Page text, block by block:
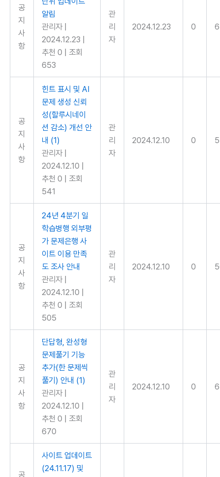
공
지
사
항
알림
관리자
2024.12.23
추천 0
조회
653
관
리
자
2024.12.23 0
공
지
사
항
힌트 표시 및 AI
문제 생성 신뢰
성(할루시네이
션 감소) 개선 안
내 (1)
관리자
2024.12.10
추천 0
조회
541
관
리
자
2024.12.10 0
공
지
사
항
24년 4분기 일
학습병행 외부평
가 문제은행 사
이트 이용 만족
도 조사 안내
관리자
2024.12.10
추천 0
조회
505
관
리
자
2024.12.10 0
공
지
사
항
단답형, 완성형
문제풀기 기능
추가(한 문제씩
풀기) 안내 (1)
관리자
2024.12.10
추천 0
조회
670
관
리
자
2024.12.10 0
공
사이트 업데이트
(24.11.17) 및